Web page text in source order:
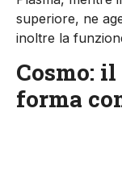
superiore, ne
inoltre la
Cosmo:
forma